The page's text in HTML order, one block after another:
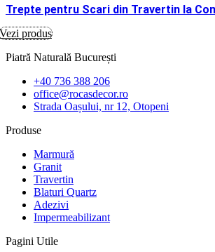
Trepte pentru Scari din Travertin la
Vezi produs
Piatră Naturală București
+40 736 388 206
office@rocasdecor.ro
Strada Oașului, nr 12, Otopeni
Produse
Marmură
Granit
Travertin
Blaturi Quartz
Adezivi
Impermeabilizant
Pagini Utile